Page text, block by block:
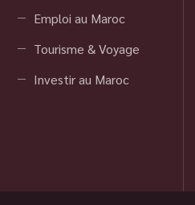
Emploi au Maroc
Tourisme & Voyage
Investir au Maroc